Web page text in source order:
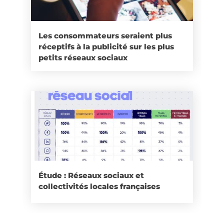
Les consommateurs seraient plus
réceptifs à la publicité sur les plus
petits réseaux sociaux
Étude : Réseaux sociaux et
collectivités locales françaises